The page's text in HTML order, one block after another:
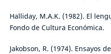
Halliday, M.A.K. (1982). El
Fondo de Cultura Económica.
Jakobson, R. (1974). Ensayos